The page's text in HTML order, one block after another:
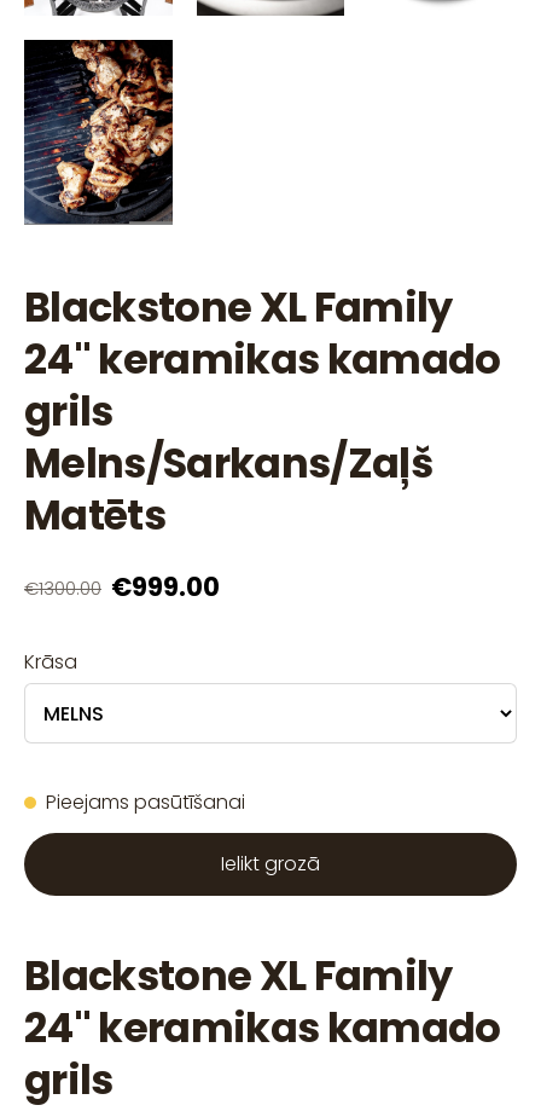
Blackstone XL Family
24" keramikas kamado
grils
Melns/Sarkans/Zaļš
Matēts
€1300.00 €999.00
Krāsa
Pieejams pasūtīšanai
Ielikt grozā
Blackstone XL Family
24" keramikas kamado
grils